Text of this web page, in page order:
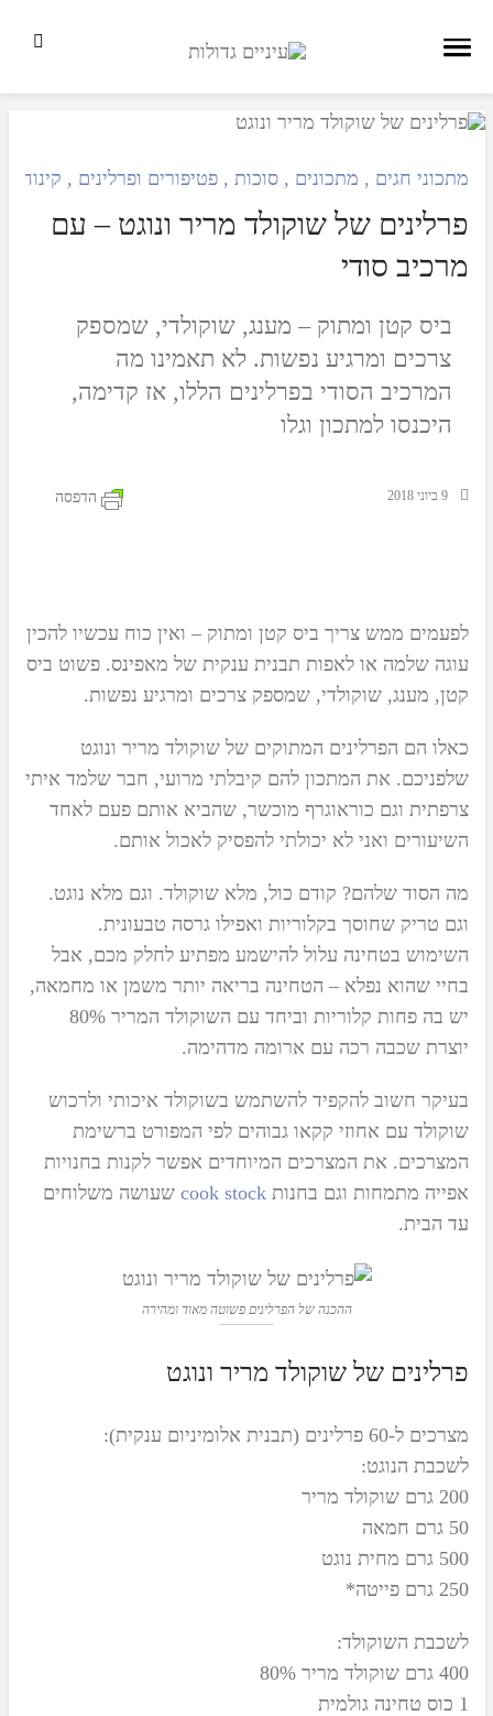
מתכוני חגים , מתכונים ,סוכות ,פטיפורים ופרלינים , קינוחים
פרלינים של שוקולד מריר ונוגט – עם
מרכיב סודי
ביס קטן ומתוק – מענג, שוקולדי, שמספק
צרכים ומרגיע נפשות. לא תאמינו מה
המרכיב הסודי בפרלינים הללו, אז קדימה,
היכנסו למתכון וגלו
הדפסה ‏ 9 ביוני 2018
לפעמים ממש צריך ביס קטן ומתוק – ואין כוח עכשיו להכין
עוגה שלמה או לאפות תבנית ענקית של מאפינס. פשוט ביס
קטן, מענג, שוקולדי, שמספק צרכים ומרגיע נפשות.
כאלו הם הפרלינים המתוקים של שוקולד מריר ונוגט
שלפניכם. את המתכון להם קיבלתי מרועי, חבר שלמד איתי
צרפתית וגם כוראוגרף מוכשר, שהביא אותם פעם לאחד
השיעורים ואני לא יכולתי להפסיק לאכול אותם.
מה הסוד שלהם? קודם כול, מלא שוקולד. וגם מלא נוגט.
וגם טריק שחוסך בקלוריות ואפילו גרסה טבעונית.
השימוש בטחינה עלול להישמע מפתיע לחלק מכם, אבל
בחיי שהוא נפלא – הטחינה בריאה יותר משמן או מחמאה,
יש בה פחות קלוריות וביחד עם השוקולד המריר 80%
יוצרת שכבה רכה עם ארומה מדהימה.
בעיקר חשוב להקפיד להשתמש בשוקולד איכותי ולרכוש
שוקולד עם אחוזי קקאו גבוהים לפי המפורט ברשימת
המצרכים. את המצרכים המיוחדים אפשר לקנות בחנויות
אפייה מתמחות וגם בחנותcook stock שעושה משלוחים
עד הבית.
ההכנה של הפרלינים פשוטה מאוד ומהירה
פרלינים של שוקולד מריר ונוגט
מצרכים ל-60 פרלינים (תבנית אלומיניום ענקית):
לשכבת הנוגט:
200 גרם שוקולד מריר
50 גרם חמאה
500 גרם מחית נוגט
250 גרם פייטה*
לשכבת השוקולד:
400 גרם שוקולד מריר 80%
1 כוס טחינה גולמית